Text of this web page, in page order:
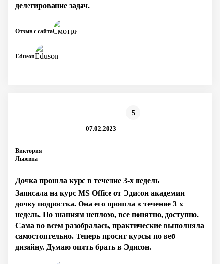
делегирование задач.
Eduson
Отзыв с сайта
Виктория
Львовна
5
07.02.2023
Дочка прошла курс в течение 3-х недель
Записала на курс MS Office от Эдисон академии
дочку подростка. Она его прошла в течение 3-х
недель. По знаниям неплохо, все понятно, доступно.
Сама во всем разобралась, практические выполняла
самостоятельно. Теперь просит курсы по веб
дизайну. Думаю опять брать в Эдисон.